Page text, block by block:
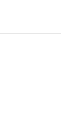
estos puedan